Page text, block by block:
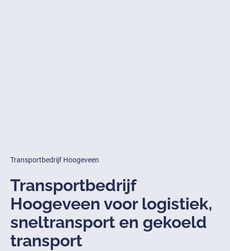
Transportbedrijf Hoogeveen
Transportbedrijf
Hoogeveen voor logistiek,
sneltransport en gekoeld
transport